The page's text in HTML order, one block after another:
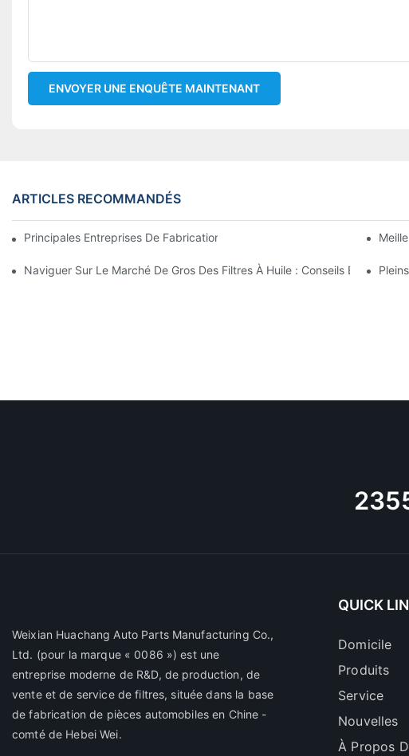
ENVOYER UNE ENQUÊTE MAINTENANT
ARTICLES RECOMMANDÉS
Principales Entreprises De Fabrication De Filtres À Huile : Un Aperçu
Naviguer Sur Le Marché De Gros Des Filtres À Huile : Conseils Et Astuces
Weixian Huachang Auto Parts Manufacturing Co.,
Ltd. (pour la marque « 0086 ») est une
entreprise moderne de R&D, de production, de
vente et de service de filtres, située dans la base
de fabrication de pièces automobiles en Chine -
comté de Hebei Wei.
QUICK
Domicile
Produits
Service
Nouvelles
À Propos